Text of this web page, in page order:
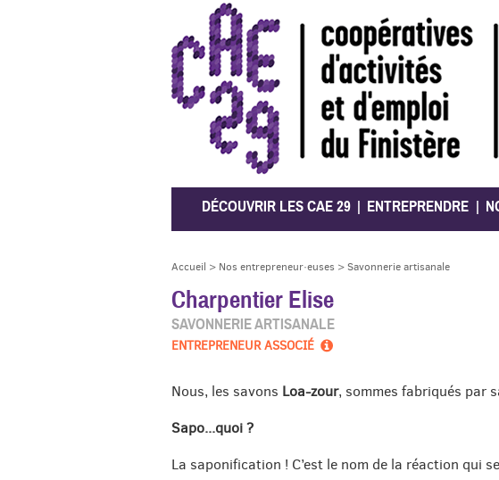
CAE 29
DÉCOUVRIR LES CAE 29 ENTREPRENDRE
Accueil > Nos entrepreneur·euses > Savonnerie artisanale
Charpentier Elise
SAVONNERIE ARTISANALE
ENTREPRENEUR ASSOCIÉ
Nous, les savons Loa-zour, sommes fabriqués par
Sapo...quoi ?
La saponification ! C’est le nom de la réaction qui